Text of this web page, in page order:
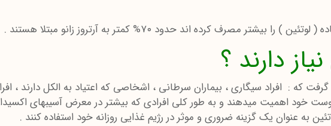
کرده اند حدود ۷۰% کمتر به آرتروز زانو مبتلا هستند .
دارند ؟
که : افراد سیگاری ، بیماران سرطانی ، اشخاصی که اعتیاد به الکل دارند
خود اهمیت میدهند و به طور کلی افرادی که بیشتر در معرض آسیبهای
به عنوان یک گزینه ضروری و موثر در رژیم غذایی روزانه خود استفاده کنند .